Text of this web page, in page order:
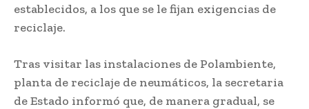
establecidos, a los que se le fijan exigencias de
reciclaje.
Tras visitar las instalaciones de Polambiente,
planta de reciclaje de neumáticos, la secretaria
de Estado informó que, de manera gradual, se